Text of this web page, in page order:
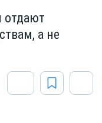
отдают
а не